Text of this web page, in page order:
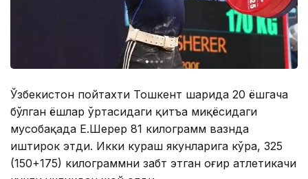
Ўзбекистон пойтахти Тошкент шаҳрида 20 ёшгача
бўлган ёшлар ўртасидаги қитъа миқёсидаги
мусобақада Е.Шерер 81 килограмм вазнда
иштирок этди. Икки кураш якунларига кўра, 325
(150+175) килограммни забт этган оғир атлетикачи